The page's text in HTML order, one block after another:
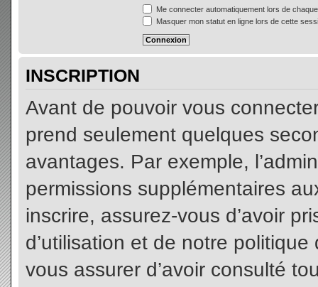
Me connecter automatiquement lors de
Masquer mon statut en ligne lors de cette
INSCRIPTION
Avant de pouvoir vous
prend seulement quelques
avantages. Par exemple,
permissions supplémentaires
inscrire, assurez-vous d’avoir
d’utilisation et de notre
vous assurer d’avoir consulté